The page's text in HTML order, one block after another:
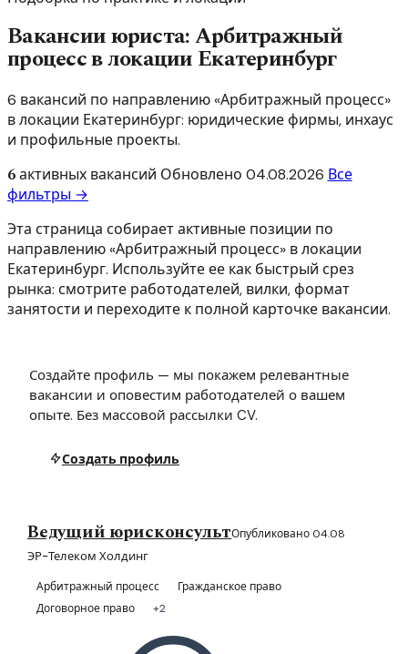
Вакансии юриста: Арбитражный
процесс в локации Екатеринбург
6 вакансий по направлению «Арбитражный процесс»
в локации Екатеринбург: юридические фирмы, инхаус
и профильные проекты.
6 активных вакансий Обновлено 04.08.2026 Все
фильтры →
Эта страница собирает активные позиции по
направлению «Арбитражный процесс» в локации
Екатеринбург. Используйте ее как быстрый срез
рынка: смотрите работодателей, вилки, формат
занятости и переходите к полной карточке вакансии.
Создайте профиль — мы покажем релевантные
вакансии и оповестим работодателей о вашем
опыте. Без массовой рассылки CV.
Создать профиль
Ведущий юрисконсультОпубликовано 04.08
ЭР-Телеком Холдинг
Арбитражный процесс
Гражданское право
Договорное право
+2